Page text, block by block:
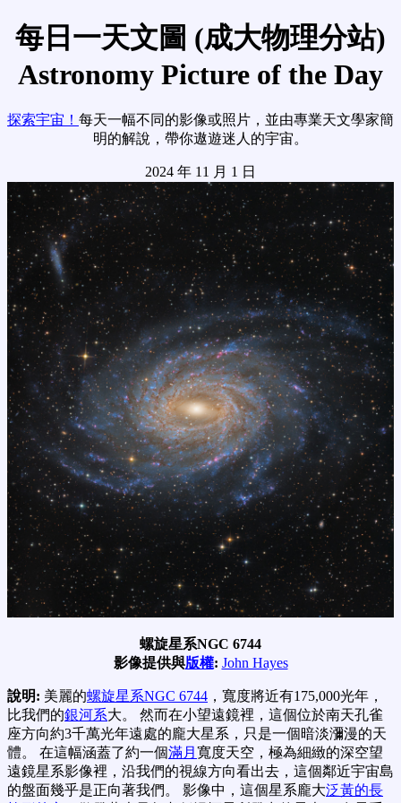
每日一天文圖 (成大物理分站)
Astronomy Picture of the Day
探索宇宙！ 每天一幅不同的影像或照片，並由專業天文學家簡
明的解說，帶你遨遊迷人的宇宙。
2024 年 11 月 1 日
螺旋星系NGC 6744
影像提供與版權: John Hayes
說明: 美麗的螺旋星系NGC 6744 ，寬度將近有175,000光年，
比我們的銀河系大。 然而在小望遠鏡裡，這個位於南天孔雀
座方向約3千萬光年遠處的龐大星系，只是一個暗淡瀰漫的天
體。 在這幅涵蓋了約一個滿月 寬度天空，極為細緻的深空望
遠鏡星系影像裡，沿我們的視線方向看出去，這個鄰近宇宙島
的盤面幾乎是正向著我們。 影像中，這個星系龐大泛黃的長